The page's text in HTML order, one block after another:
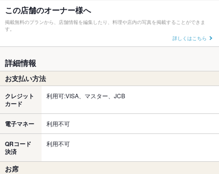
この店舗のオーナー様へ
掲載無料のプランから、店舗情報を編集したり、料理や店内の写真を掲載することができま
す。
詳しくはこちら
詳細情報
お支払い方法
クレジット
カード
利用可:VISA、マスター、JCB
電子マネー 利用不可
QRコード
決済
利用不可
お席